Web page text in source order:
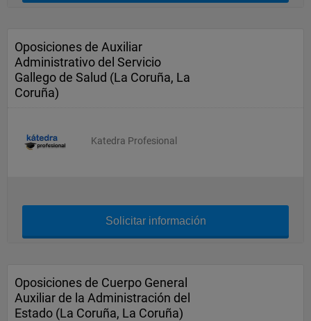
Oposiciones de Auxiliar
Administrativo del Servicio
Gallego de Salud (La Coruña, La
Coruña)
Katedra Profesional
Solicitar información
Oposiciones de Cuerpo General
Auxiliar de la Administración del
Estado (La Coruña, La Coruña)